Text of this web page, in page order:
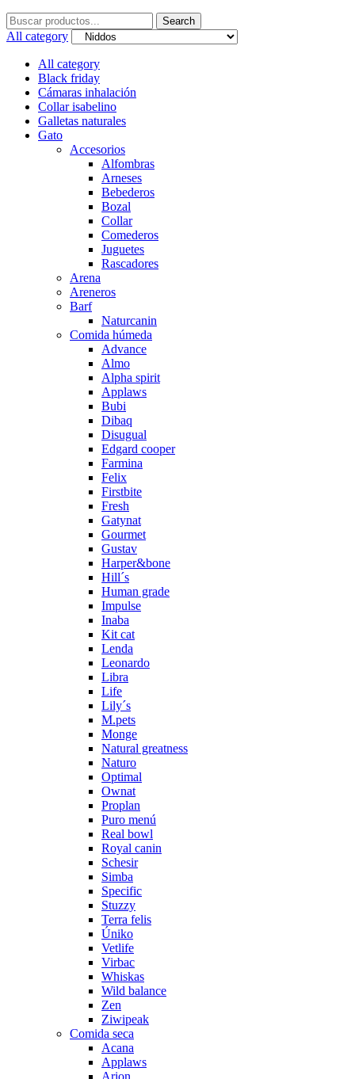
Search
for:
Search
All category
All category
Black friday
Cámaras inhalación
Collar isabelino
Galletas naturales
Gato
Accesorios
Alfombras
Arneses
Bebederos
Bozal
Collar
Comederos
Juguetes
Rascadores
Arena
Areneros
Barf
Naturcanin
Comida húmeda
Advance
Almo
Alpha spirit
Applaws
Bubi
Dibaq
Disugual
Edgard cooper
Farmina
Felix
Firstbite
Fresh
Gatynat
Gourmet
Gustav
Harper&bone
Hill´s
Human grade
Impulse
Inaba
Kit cat
Lenda
Leonardo
Libra
Life
Lily´s
M.pets
Monge
Natural greatness
Naturo
Optimal
Ownat
Proplan
Puro menú
Real bowl
Royal canin
Schesir
Simba
Specific
Stuzzy
Terra felis
Úniko
Vetlife
Virbac
Whiskas
Wild balance
Zen
Ziwipeak
Comida seca
Acana
Applaws
Arion